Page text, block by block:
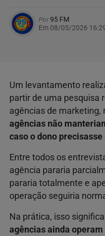
Por95 FM
Em 08/05/2026
Um levantamento
partir de uma pesquisa
agências de marketing,
agências não
caso o dono
Entre todos os
agência pararia
pararia totalmente e
operação seguiria
Na prática, isso
agências ainda